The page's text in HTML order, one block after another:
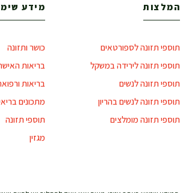
המלצות
תוספי תזונה לספורטאים
תוספי תזונה לירידה במשקל
תוספי תזונה לנשים
תוספי תזונה לנשים בהריון
תוספי תזונה מומלצים
מידע
כושר ותזונה
בריאות
בריאות
מתכונים
תוספי תזונה
מגזין